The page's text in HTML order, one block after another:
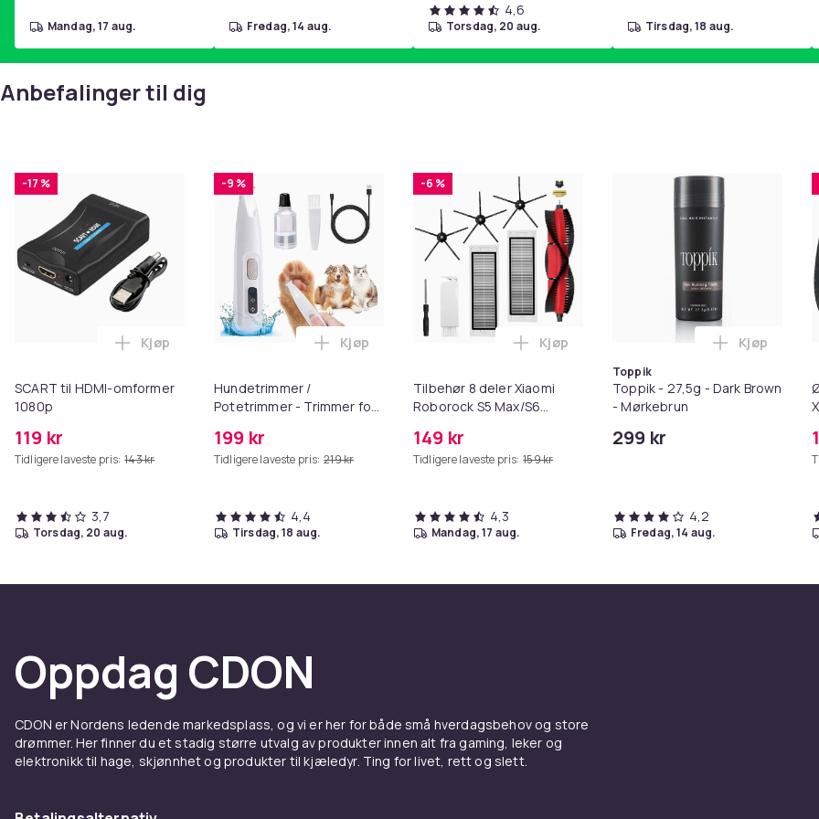
mandag, 17 aug. fredag, 14 aug.
4,6
torsdag, 20 aug. tirsdag, 18 aug.
Anbefalinger til dig
-17 %
SCART til HDMI-omformer
1080p
119 kr
Tidligere laveste pris: 143 kr
Legg SCART til HDMI-omformer 1080p i handlekurven
Kjøp
3,7
torsdag, 20 aug.
-9 %
Hundetrimmer /
Potetrimmer - Trimmer for
199 kr
Tidligere laveste pris: 219 kr
Legg Hundetrimmer / Potetrimmer - Trimmer for Poter i handlekurven
Kjøp
4,4
tirsdag, 18 aug.
-6 %
Tilbehør 8 deler Xiaomi
Roborock S5 Max/S6
MAXV/S50/S51/S55/S5/S60/S65/S6
149 kr
Tidligere laveste pris: 159 kr
Legg Tilbehør 8 deler Xiaomi Roborock
Kjøp
4,3
mandag, 17 aug.
Toppik
Toppik - 27,5g - Dark Brown
- Mørkebrun
299 kr
Legg
Kjøp
4,2
fredag, 14 aug.
Oppdag CDON
CDON er Nordens ledende markedsplass, og vi er her for både små hverdagsbehov og store
drømmer. Her finner du et stadig større utvalg av produkter innen alt fra gaming, leker og
elektronikk til hage, skjønnhet og produkter til kjæledyr. Ting for livet, rett og slett.